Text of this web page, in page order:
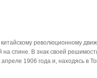
революционному
спине. В знак своей
1906 года и, находясь в